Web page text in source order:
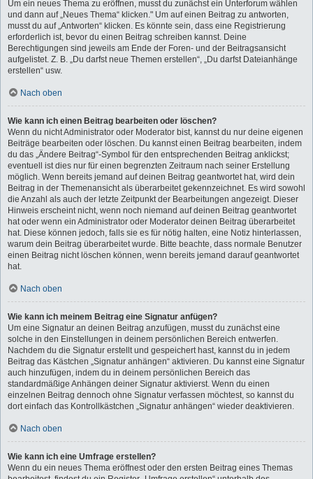
Um ein neues Thema zu eröffnen, musst du zunächst ein Unterforum wählen
und dann auf „Neues Thema“ klicken." Um auf einen Beitrag zu antworten,
musst du auf „Antworten“ klicken. Es könnte sein, dass eine Registrierung
erforderlich ist, bevor du einen Beitrag schreiben kannst. Deine
Berechtigungen sind jeweils am Ende der Foren- und der Beitragsansicht
aufgelistet. Z. B. „Du darfst neue Themen erstellen“, „Du darfst Dateianhänge
erstellen“ usw.
Nach oben
Wie kann ich einen Beitrag bearbeiten oder löschen?
Wenn du nicht Administrator oder Moderator bist, kannst du nur deine eigenen
Beiträge bearbeiten oder löschen. Du kannst einen Beitrag bearbeiten, indem
du das „Ändere Beitrag“-Symbol für den entsprechenden Beitrag anklickst;
eventuell ist dies nur für einen begrenzten Zeitraum nach seiner Erstellung
möglich. Wenn bereits jemand auf deinen Beitrag geantwortet hat, wird dein
Beitrag in der Themenansicht als überarbeitet gekennzeichnet. Es wird sowohl
die Anzahl als auch der letzte Zeitpunkt der Bearbeitungen angezeigt. Dieser
Hinweis erscheint nicht, wenn noch niemand auf deinen Beitrag geantwortet
hat oder wenn ein Administrator oder Moderator deinen Beitrag überarbeitet
hat. Diese können jedoch, falls sie es für nötig halten, eine Notiz hinterlassen,
warum dein Beitrag überarbeitet wurde. Bitte beachte, dass normale Benutzer
einen Beitrag nicht löschen können, wenn bereits jemand darauf geantwortet
hat.
Nach oben
Wie kann ich meinem Beitrag eine Signatur anfügen?
Um eine Signatur an deinen Beitrag anzufügen, musst du zunächst eine
solche in den Einstellungen in deinem persönlichen Bereich entwerfen.
Nachdem du die Signatur erstellt und gespeichert hast, kannst du in jedem
Beitrag das Kästchen „Signatur anhängen“ aktivieren. Du kannst eine Signatur
auch hinzufügen, indem du in deinem persönlichen Bereich das
standardmäßige Anhängen deiner Signatur aktivierst. Wenn du einen
einzelnen Beitrag dennoch ohne Signatur verfassen möchtest, so kannst du
dort einfach das Kontrollkästchen „Signatur anhängen“ wieder deaktivieren.
Nach oben
Wie kann ich eine Umfrage erstellen?
Wenn du ein neues Thema eröffnest oder den ersten Beitrag eines Themas